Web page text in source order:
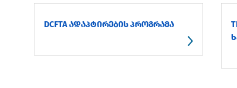
DCFTA ᲐᲓᲐᲞᲢᲘᲠᲔᲑᲘᲡ ᲞᲠᲝᲒᲠᲐᲛᲐ